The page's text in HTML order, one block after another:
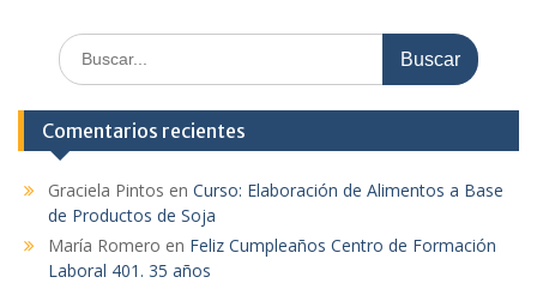
Comentarios recientes
Graciela Pintos en Curso: Elaboración de Alimentos a Base
de Productos de Soja
María Romero en Feliz Cumpleaños Centro de Formación
Laboral 401. 35 años